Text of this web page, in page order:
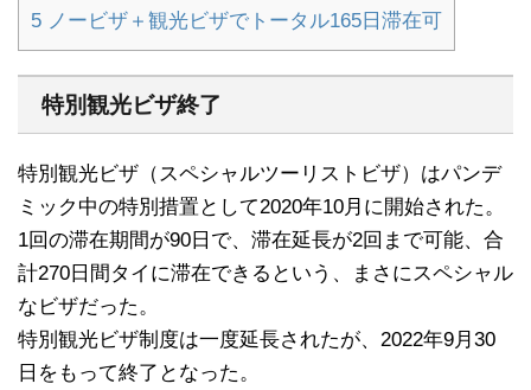
5 ノービザ＋観光ビザでトータル165日滞在可
特別観光ビザ終了
特別観光ビザ（スペシャルツーリストビザ）はパンデ
ミック中の特別措置として2020年10月に開始された。
1回の滞在期間が90日で、滞在延長が2回まで可能、合
計270日間タイに滞在できるという、まさにスペシャル
なビザだった。
特別観光ビザ制度は一度延長されたが、2022年9月30
日をもって終了となった。